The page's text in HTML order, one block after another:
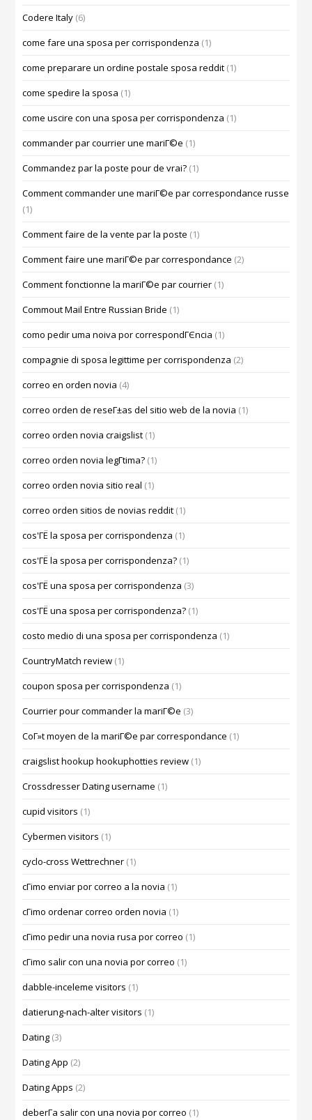
Codere Italy (6)
come fare una sposa per corrispondenza (1)
come preparare un ordine postale sposa reddit (1)
come spedire la sposa (1)
come uscire con una sposa per corrispondenza (1)
commander par courrier une mariГ©e (1)
Commandez par la poste pour de vrai? (1)
Comment commander une mariГ©e par correspondance russe
(1)
Comment faire de la vente par la poste (1)
Comment faire une mariГ©e par correspondance (2)
Comment fonctionne la mariГ©e par courrier (1)
Commout Mail Entre Russian Bride (1)
como pedir uma noiva por correspondГЄncia (1)
compagnie di sposa legittime per corrispondenza (2)
correo en orden novia (4)
correo orden de reseГ±as del sitio web de la novia (1)
correo orden novia craigslist (1)
correo orden novia legГ­tima? (1)
correo orden novia sitio real (1)
correo orden sitios de novias reddit (1)
cos'ГЁ la sposa per corrispondenza (1)
cos'ГЁ la sposa per corrispondenza? (1)
cos'ГЁ una sposa per corrispondenza (3)
cos'ГЁ una sposa per corrispondenza? (1)
costo medio di una sposa per corrispondenza (1)
CountryMatch review (1)
coupon sposa per corrispondenza (1)
Courrier pour commander la mariГ©e (3)
CoГ»t moyen de la mariГ©e par correspondance (1)
craigslist hookup hookuphotties review (1)
Crossdresser Dating username (1)
cupid visitors (1)
Cybermen visitors (1)
cyclo-cross Wettrechner (1)
cГіmo enviar por correo a la novia (1)
cГіmo ordenar correo orden novia (1)
cГіmo pedir una novia rusa por correo (1)
cГіmo salir con una novia por correo (1)
dabble-inceleme visitors (1)
datierung-nach-alter visitors (1)
Dating (3)
Dating App (2)
Dating Apps (2)
deberГ­a salir con una novia por correo (1)